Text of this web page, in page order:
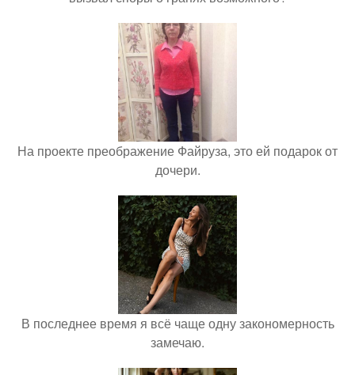
На проекте преображение Файруза, это ей подарок от
дочери.
В последнее время я всё чаще одну закономерность
замечаю.